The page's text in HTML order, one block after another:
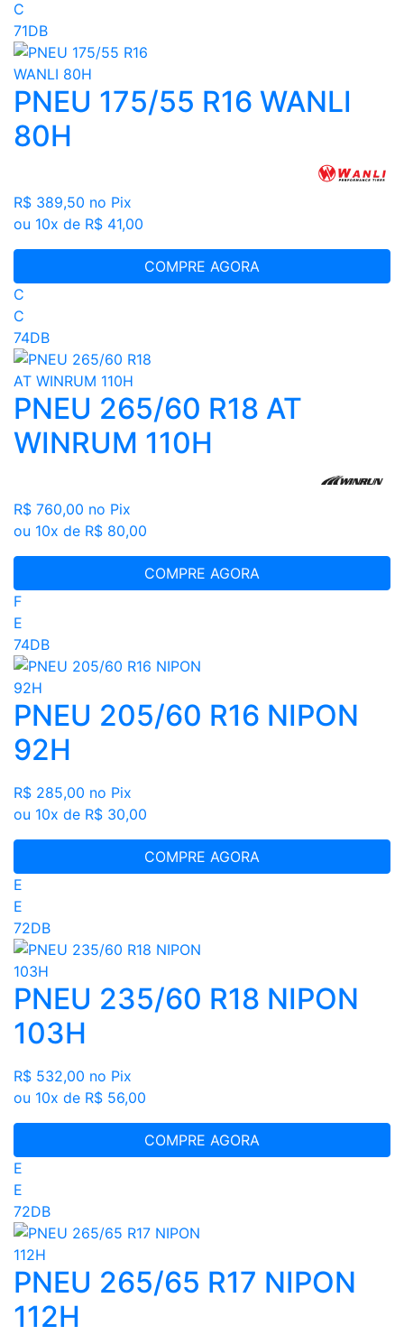
C
71DB
PNEU 175/55 R16 WANLI
80H
R$ 389,50 no Pix
ou 10x de R$ 41,00
COMPRE AGORA
C
C
74DB
PNEU 265/60 R18 AT
WINRUM 110H
R$ 760,00 no Pix
ou 10x de R$ 80,00
COMPRE AGORA
F
E
74DB
PNEU 205/60 R16 NIPON
92H
R$ 285,00 no Pix
ou 10x de R$ 30,00
COMPRE AGORA
E
E
72DB
PNEU 235/60 R18 NIPON
103H
R$ 532,00 no Pix
ou 10x de R$ 56,00
COMPRE AGORA
E
E
72DB
PNEU 265/65 R17 NIPON
112H